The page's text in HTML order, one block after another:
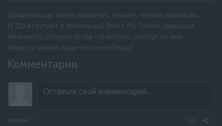
Шокирующая тайна прошлого лишает героев надежды.
И До вступает в финальный бой с Му Гоном, защищая
любимого. Однако остается вопрос: смогут ли они
обрести покой даже после победы?
Комментарии
Новые